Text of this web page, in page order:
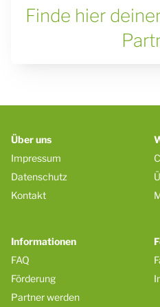
Finde hier
Über uns
Impressum
Datenschutz
Kontakt
Informationen
FAQ
Förderung
Partner werden